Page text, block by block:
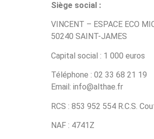
Siège social :
VINCENT – ESPACE ECO
50240 SAINT-JAMES
Capital social : 1 000 euros
Téléphone : 02 33 68 21 19
Email: info@althae.fr
RCS : 853 952 554 R.C.S.
NAF : 4741Z